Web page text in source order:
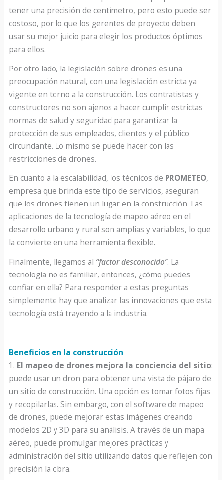
tener una precisión de centímetro, pero esto puede ser
costoso, por lo que los gerentes de proyecto deben
usar su mejor juicio para elegir los productos óptimos
para ellos.
Por otro lado, la legislación sobre drones es una
preocupación natural, con una legislación estricta ya
vigente en torno a la construcción. Los contratistas y
constructores no son ajenos a hacer cumplir estrictas
normas de salud y seguridad para garantizar la
protección de sus empleados, clientes y el público
circundante. Lo mismo se puede hacer con las
restricciones de drones.
En cuanto a la escalabilidad, los técnicos de PROMETEO,
empresa que brinda este tipo de servicios, aseguran
que los drones tienen un lugar en la construcción. Las
aplicaciones de la tecnología de mapeo aéreo en el
desarrollo urbano y rural son amplias y variables, lo que
la convierte en una herramienta flexible.
Finalmente, llegamos al “factor desconocido”. La
tecnología no es familiar, entonces, ¿cómo puedes
confiar en ella? Para responder a estas preguntas
simplemente hay que analizar las innovaciones que esta
tecnología está trayendo a la industria.
Beneficios en la construcción
1. El mapeo de drones mejora la conciencia del sitio:
puede usar un dron para obtener una vista de pájaro de
un sitio de construcción. Una opción es tomar fotos fijas
y recopilarlas. Sin embargo, con el software de mapeo
de drones, puede mejorar estas imágenes creando
modelos 2D y 3D para su análisis. A través de un mapa
aéreo, puede promulgar mejores prácticas y
administración del sitio utilizando datos que reflejen con
precisión la obra.